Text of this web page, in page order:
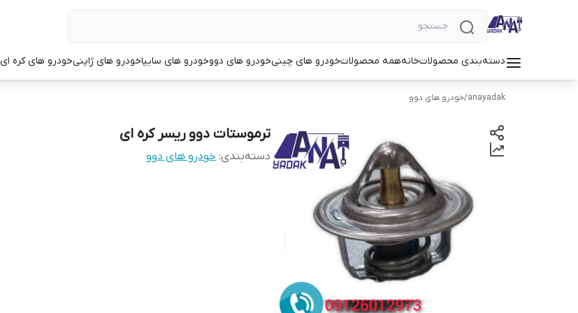
دسته‌بندی محصولاتخانههمه محصولاتخودرو های چینیخودرو های دووخودرو های سایپاخودرو های ژاپنیخودرو های کره ای
anayadak
/خودرو های دوو
ترموستات دوو ریسر کره ای
دسته‌بندی: خودرو های دوو